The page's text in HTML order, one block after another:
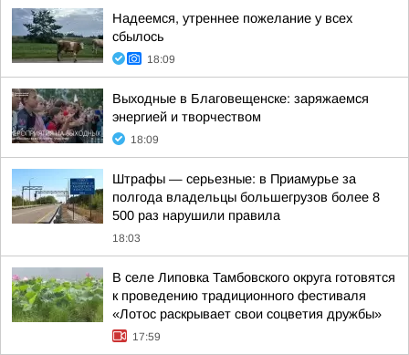
Надеемся, утреннее пожелание у всех
сбылось
18:09
Выходные в Благовещенске: заряжаемся
энергией и творчеством
18:09
Штрафы — серьезные: в Приамурье за
полгода владельцы большегрузов более 8
500 раз нарушили правила
18:03
В селе Липовка Тамбовского округа готовятся
к проведению традиционного фестиваля
«Лотос раскрывает свои соцветия дружбы»
17:59